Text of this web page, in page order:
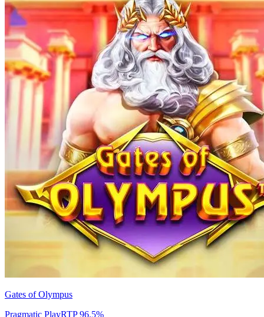
Gates of Olympus
Pragmatic PlayRTP96.5%